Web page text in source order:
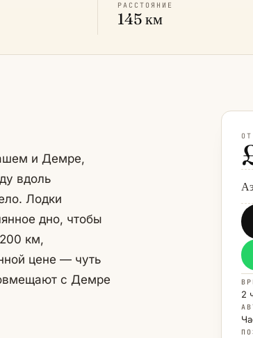
РАССТОЯНИЕ
145 км
и Демре,
вдоль
Лодки
дно, чтобы
км,
цене — чуть
с Демре
ОТ
2